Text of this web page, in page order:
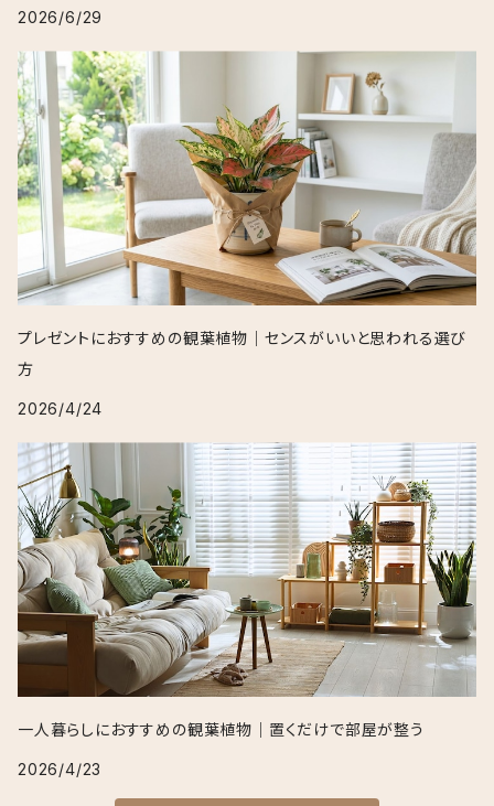
2026/6/29
プレゼントにおすすめの観葉植物｜センスがいいと思われる選び
方
2026/4/24
一人暮らしにおすすめの観葉植物｜置くだけで部屋が整う
2026/4/23